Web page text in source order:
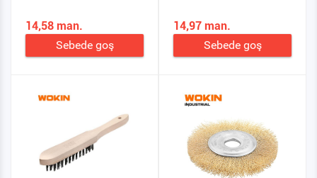
14,58 man.
Sebede goş
14,97 man.
Sebede goş